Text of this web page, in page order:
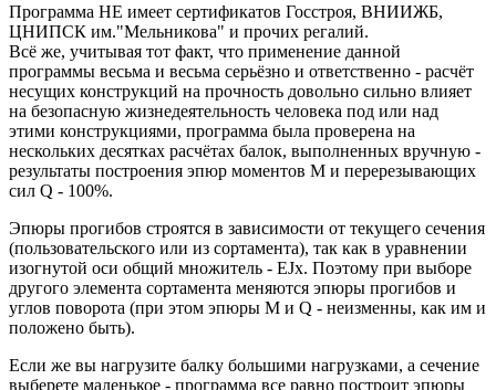
Программа НЕ имеет сертификатов Госстроя, ВНИИЖБ,
ЦНИПСК им."Мельникова" и прочих регалий.
Всё же, учитывая тот факт, что применение данной
программы весьма и весьма серьёзно и ответственно - расчёт
несущих конструкций на прочность довольно сильно влияет
на безопасную жизнедеятельность человека под или над
этими конструкциями, программа была проверена на
нескольких десятках расчётах балок, выполненных вручную -
результаты построения эпюр моментов M и перерезывающих
сил Q - 100%.
Эпюры прогибов строятся в зависимости от текущего сечения
(пользовательского или из сортамента), так как в уравнении
изогнутой оси общий множитель - EJx. Поэтому при выборе
другого элемента сортамента меняются эпюры прогибов и
углов поворота (при этом эпюры M и Q - неизменны, как им и
положено быть).
Если же вы нагрузите балку большими нагрузками, а сечение
выберете маленькое - программа все равно построит эпюры